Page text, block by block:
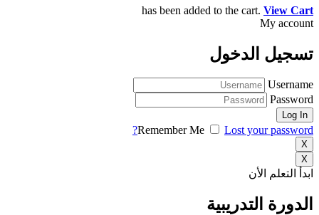
has been added to the cart. View Cart
My account
تسجيل الدخول
Username
Password
Remember Me Lost your password?
X
X
ابدأ التعلم الأن
الدورة التدريبية